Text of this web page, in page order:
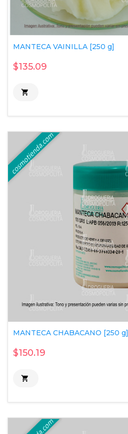
MANTECA VAINILLA [250 g]
$135.09

MANTECA CHABACANO [250 g]
$150.19
